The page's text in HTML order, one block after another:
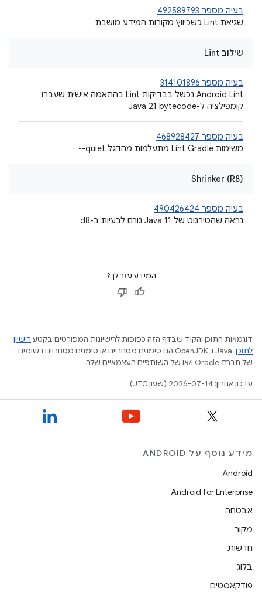
בעיה מספר 492589793
שגיאת Lint כשכיווץ מקורות המידע מושבת
שילוב Lint
בעיה מספר 314101896
‫Android Lint נכשל בבדיקות Lint בהתאמה אישית שעברו
קומפילציה ל-Java 21 bytecode
בעיה מספר 468928427
משימות Lint Gradle מתעלמות מהדגל ‎--quiet
Shrinker (R8)
בעיה מספר 490426424
נראה שהטירגוט של Java 11 גורם לבעיות ב-d8
המידע עזר לך?
דוגמאות התוכן והקוד שבדף הזה כפופות לרישיונות המפורטים בקטע רישיון
לתוכן
.‏ Java ו-OpenJDK הם סימנים מסחריים או סימנים מסחריים רשומים
של חברת Oracle ו/או של השותפים העצמאיים שלה.
עדכון אחרון: 2026-07-14 (שעון UTC).
מידע נוסף על ANDROID
Android
Android for Enterprise
אבטחה
מקור
חדשות
בלוג
פודקאסטים